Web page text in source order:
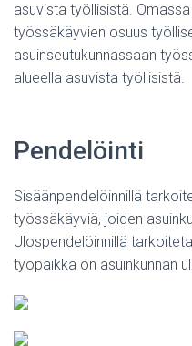
asuvista työllisistä.
työssäkäyvien osuus
asuinseutukunnassaan
alueella asuvista työllisistä.
Pendelöinti
Sisäänpendelöinnillä
työssäkäyviä, joiden
Ulospendelöinnillä
työpaikka on asuinkunnan